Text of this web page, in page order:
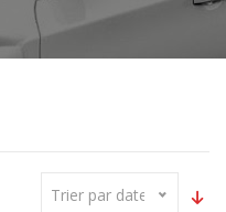
Trier par date